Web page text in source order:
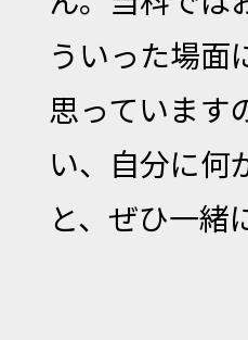
ういった場面
思っています
い、自分に何
と、ぜひ一緒